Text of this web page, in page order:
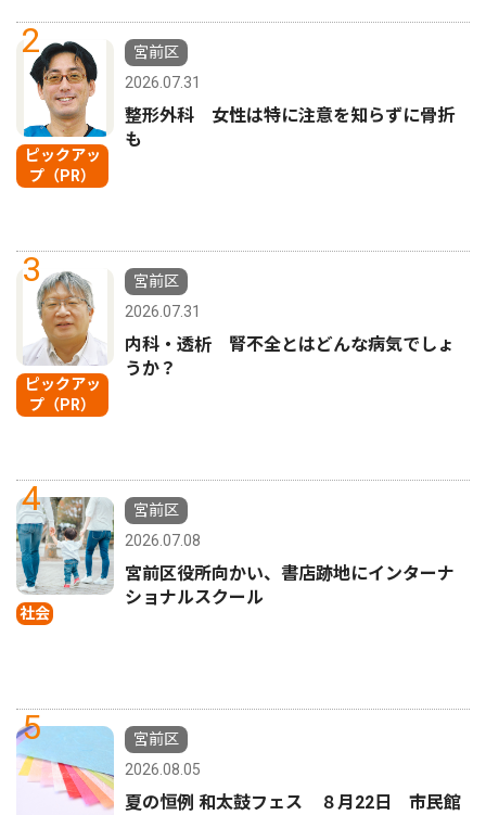
2
ピックアッ
プ（PR）
宮前区
2026.07.31
整形外科 女性は特に注意を知らずに骨折
も
3
ピックアッ
プ（PR）
宮前区
2026.07.31
内科・透析 腎不全とはどんな病気でしょ
うか？
4
社会
宮前区
2026.07.08
宮前区役所向かい、書店跡地にインターナ
ショナルスクール
5
宮前区
2026.08.05
夏の恒例 和太鼓フェス ８月22日 市民館